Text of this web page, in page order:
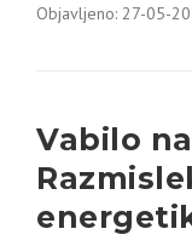
Objavljeno: 27-05-
Vabilo